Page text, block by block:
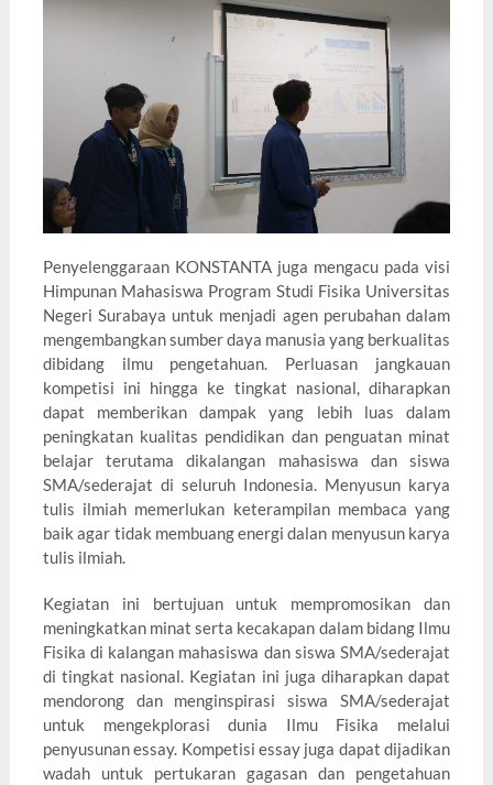
Penyelenggaraan KONSTANTA juga mengacu pada visi
Himpunan Mahasiswa Program Studi Fisika Universitas
Negeri Surabaya untuk menjadi agen perubahan dalam
mengembangkan sumber daya manusia yang berkualitas
dibidang ilmu pengetahuan. Perluasan jangkauan
kompetisi ini hingga ke tingkat nasional, diharapkan
dapat memberikan dampak yang lebih luas dalam
peningkatan kualitas pendidikan dan penguatan minat
belajar terutama dikalangan mahasiswa dan siswa
SMA/sederajat di seluruh Indonesia. Menyusun karya
tulis ilmiah memerlukan keterampilan membaca yang
baik agar tidak membuang energi dalan menyusun karya
tulis ilmiah.
Kegiatan ini bertujuan untuk mempromosikan dan
meningkatkan minat serta kecakapan dalam bidang Ilmu
Fisika di kalangan mahasiswa dan siswa SMA/sederajat
di tingkat nasional. Kegiatan ini juga diharapkan dapat
mendorong dan menginspirasi siswa SMA/sederajat
untuk mengekplorasi dunia Ilmu Fisika melalui
penyusunan essay. Kompetisi essay juga dapat dijadikan
wadah untuk pertukaran gagasan dan pengetahuan